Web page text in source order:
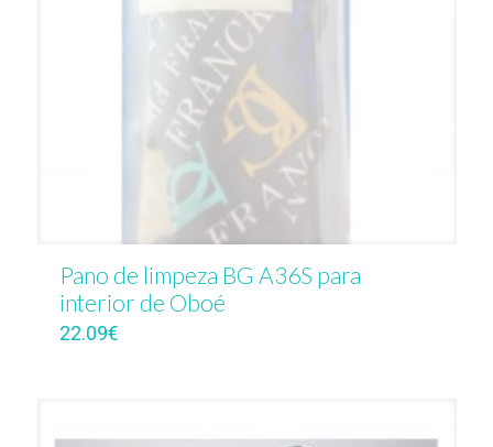
Pano de limpeza BG A36S para
interior de Oboé
22.09€